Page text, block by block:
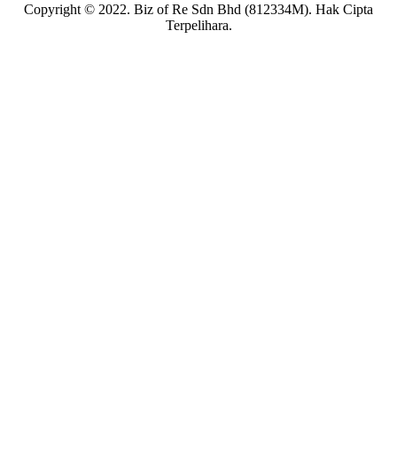
Copyright © 2022. Biz of Re Sdn Bhd (812334M). Hak Cipta
Terpelihara.